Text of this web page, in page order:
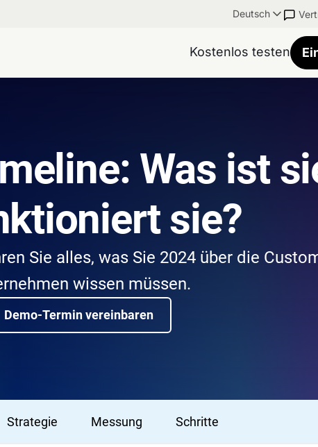
Deutsch
Kostenlos testen
Was ist
sie?
Sie alles, was Sie 2024 über die
wissen müssen.
Demo-Termin vereinbaren
Strategie Messung Schritte